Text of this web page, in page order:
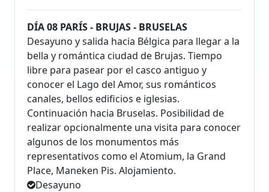
DÍA 08 PARÍS - BRUJAS - BRUSELAS
Desayuno y salida hacia Bélgica para llegar a la
bella y romántica ciudad de Brujas. Tiempo
libre para pasear por el casco antiguo y
conocer el Lago del Amor, sus románticos
canales, bellos edificios e iglesias.
Continuación hacia Bruselas. Posibilidad de
realizar opcionalmente una visita para conocer
algunos de los monumentos más
representativos como el Atomium, la Grand
Place, Maneken Pis. Alojamiento.
Desayuno